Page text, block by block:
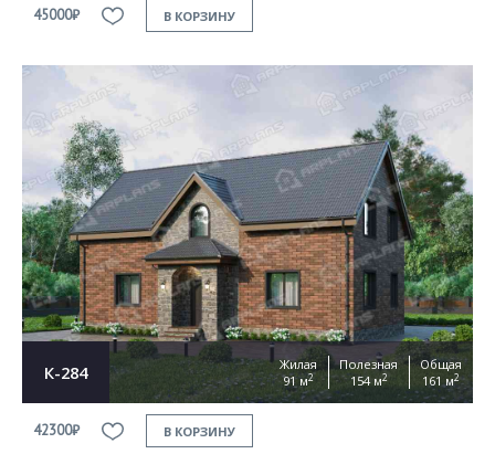
45000₽ В КОРЗИНУ
К-284
Жилая
91 м2
Полезная
154 м2
Общая
161 м2
42300₽ В КОРЗИНУ